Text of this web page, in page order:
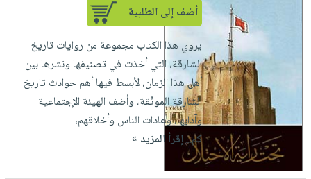
أضف إلى الطلبية
يروي هذا الكتاب مجموعة من روايات تاريخ
الشارقة، التي أخذت في تصنيفها ونشرها بين
أهل هذا الزمان، ‏لأبسط فيها أهم حوادث تاريخ
الشارقة الموثّقة، وأضف الهيئة الإجتماعية
وآدابها، وعادات الناس وأخلاقهم،
‏كم...إقرأ المزيد »